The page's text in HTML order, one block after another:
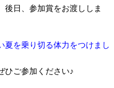
後日、参加賞をお渡ししま
夏を乗り切る体力をつけまし
ひご参加ください♪